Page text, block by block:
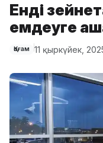
Енді
емдеуге
Қоғам 11 қыркүйек,